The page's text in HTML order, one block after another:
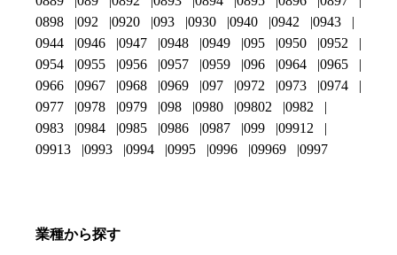
0898
092 0920 093 0930 0940 0942
0943
0944
0946 0947 0948 0949 095 0950
0952
0954
0955 0956 0957 0959 096 0964
0965
0966
0967 0968 0969 097 0972 0973
0974
0977
0978 0979 098 0980 09802
0982
0983
0984 0985 0986 0987 099
09912
09913
0993 0994 0995 0996 09969 0997
業種から探す